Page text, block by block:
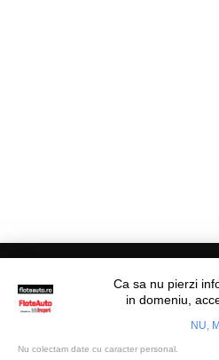
© Flote Auto. Toate
Juridic
Situl nostru utilizeaza cookies. Ce
Ca sa nu pierzi
in domeniu,
NU,
Nu colectam date cu caracter personal.